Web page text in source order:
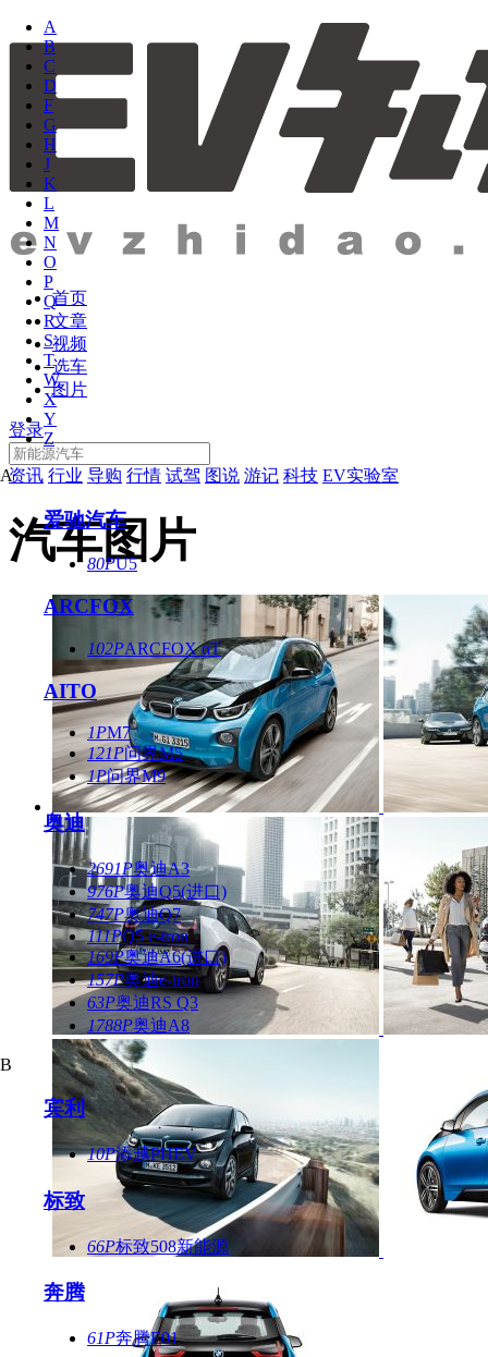
首页
文章
视频
选车
图片
登录
资讯 行业 导购 行情 试驾 图说 游记 科技 EV实验室
汽车图片
A
B
C
D
F
G
H
J
K
L
M
N
O
P
Q
R
S
T
W
X
Y
Z
A
爱驰汽车
80PU5
ARCFOX
102PARCFOX αT
AITO
1PM7
121P问界M5
1P问界M9
奥迪
2691P奥迪A3
976P奥迪Q5(进口)
747P奥迪Q7
111PQ5 e-tron
169P奥迪A6(进口)
157P奥迪e-tron
63P奥迪RS Q3
1788P奥迪A8
B
宾利
10P添越PHEV
标致
66P标致508新能源
奔腾
61P奔腾E01